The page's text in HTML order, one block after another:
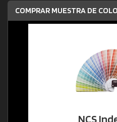
COMPRAR MUESTRA DE
NCS